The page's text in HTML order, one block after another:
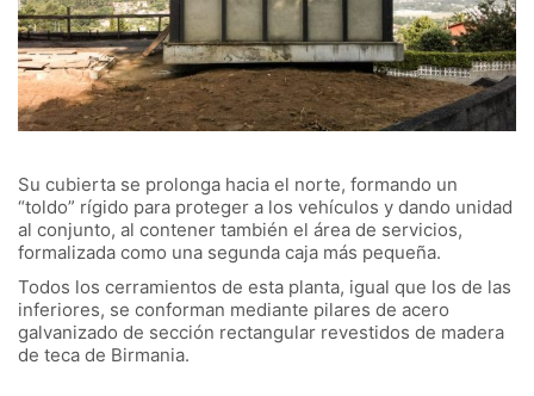
Su cubierta se prolonga hacia el norte, formando un
“toldo” rígido para proteger a los vehículos y dando unidad
al conjunto, al contener también el área de servicios,
formalizada como una segunda caja más pequeña.
Todos los cerramientos de esta planta, igual que los de las
inferiores, se conforman mediante pilares de acero
galvanizado de sección rectangular revestidos de madera
de teca de Birmania.